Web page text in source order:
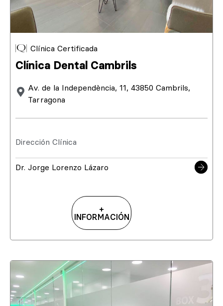
Clínica Certificada
Clínica Dental Cambrils
Av. de la Independència, 11, 43850 Cambrils,
Tarragona
Dirección Clínica
Dr. Jorge Lorenzo Lázaro
+
INFORMACIÓN